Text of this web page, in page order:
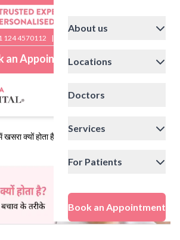
124 4570112 |
an Appointment
About us
Locations
Doctors
Services
For Patients
Book an Appointment
खसरा क्यों होता है? जानिए कारण और बचाव के तरीके